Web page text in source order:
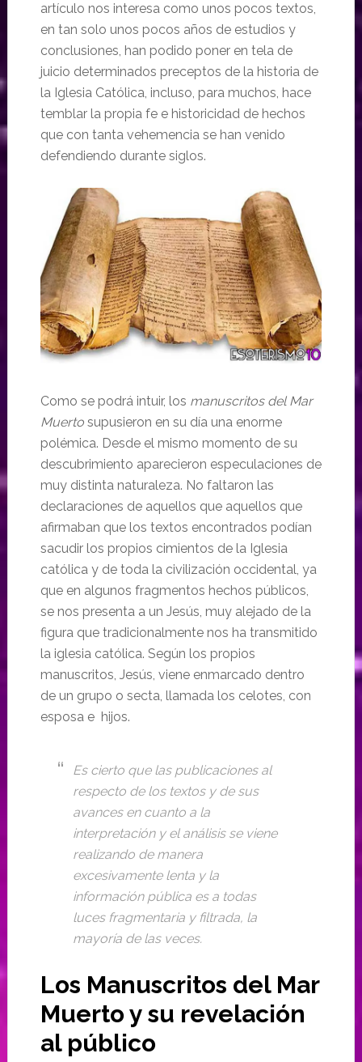
artículo nos interesa como unos pocos textos,
en tan solo unos pocos años de estudios y
conclusiones, han podido poner en tela de
juicio determinados preceptos de la historia de
la Iglesia Católica, incluso, para muchos, hace
temblar la propia fe e historicidad de hechos
que con tanta vehemencia se han venido
defendiendo durante siglos.
Como se podrá intuir, los manuscritos del Mar
Muertosupusieron en su día una enorme
polémica. Desde el mismo momento de su
descubrimiento aparecieron especulaciones de
muy distinta naturaleza. No faltaron las
declaraciones de aquellos que aquellos que
afirmaban que los textos encontrados podían
sacudir los propios cimientos de la Iglesia
católica y de toda la civilización occidental, ya
que en algunos fragmentos hechos públicos,
se nos presenta a un Jesús, muy alejado de la
figura que tradicionalmente nos ha transmitido
la iglesia católica. Según los propios
manuscritos, Jesús, viene enmarcado dentro
de un grupo o secta, llamada los celotes, con
esposa e hijos.
Es cierto que las publicaciones al
respecto de los textos y de sus
avances en cuanto a la
interpretación y el análisis se viene
realizando de manera
excesivamente lenta y la
información pública es a todas
luces fragmentaria y filtrada, la
mayoría de las veces.
Los Manuscritos del Mar
Muerto y su revelación
al público